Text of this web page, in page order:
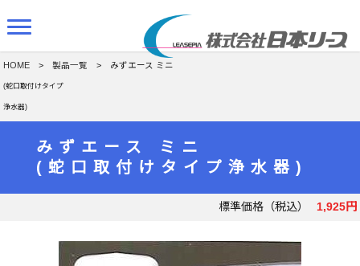
HOME >製品一覧 > みずエース ミニ
(蛇口取付けタイプ
浄水器)
みずエース ミニ
(蛇口取付けタイプ浄水器)
標準価格（税込） 1,925円